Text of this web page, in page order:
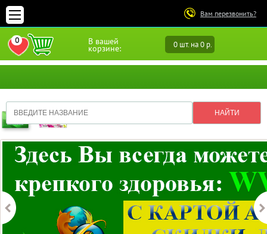
Вам перезвонить?
В вашей
корзине: 0 шт. на 0 р.
0
ПЕРЕЙТИ В ИЗБРАННОЕ